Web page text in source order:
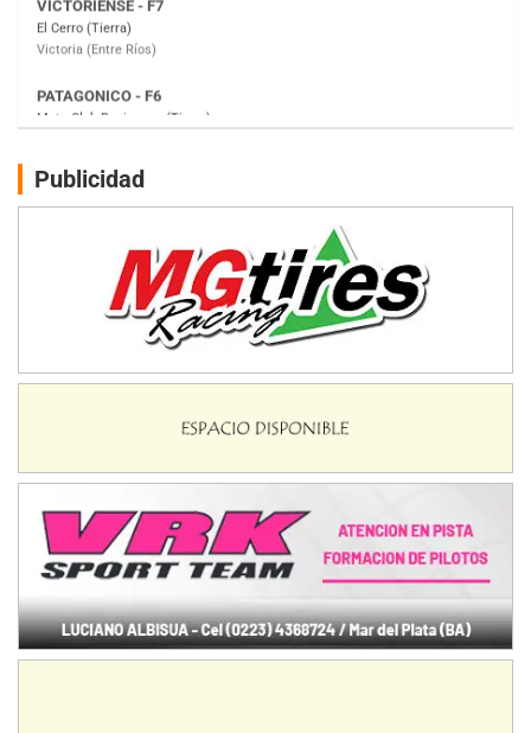
Moto Club Reginense (Tierra)
Gral. E. Godoy (Río Negro)
Juventud Unida (Tierra)
Humboldt (Santa Fe)
Ciudad de Avellaneda (Asfalto)
Avellaneda (Santa Fe)
SUR SANTAFESINO - F4
José Samuel Sánchez (Tierra)
Rufino (Santa Fe)
TUCUMANO - F5
El Timbó (Tucumán)
COBERTURA ESPECIAL DE E-KART.COM.AR
Ramiro Tot (Asfalto)
Baradero (Buenos Aires)
Ciudad de Trenque Lauquen (Asfalto)
Trenque Lauquen (Buenos Aires)
Publicidad